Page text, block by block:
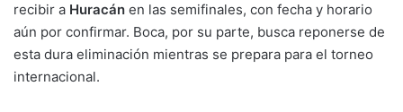
recibir a Huracán en las semifinales, con fecha y horario
aún por confirmar. Boca, por su parte, busca reponerse de
esta dura eliminación mientras se prepara para el torneo
internacional.